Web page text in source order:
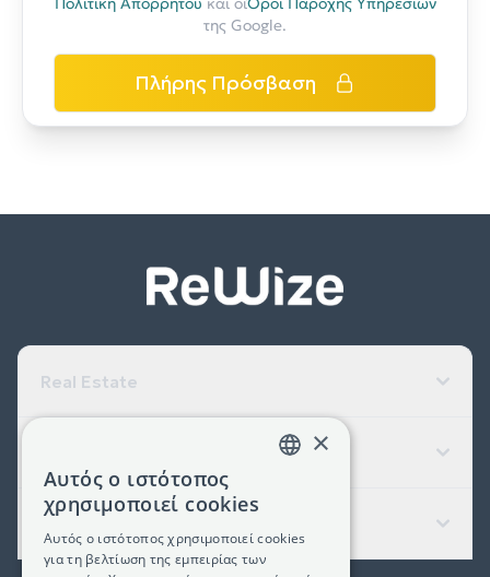
της Google.
Πλήρης Πρόσβαση
Real Estate
×
Αυτός ο ιστότοπος
χρησιμοποιεί cookies
Αυτός ο ιστότοπος χρησιμοποιεί cookies
για τη βελτίωση της εμπειρίας των